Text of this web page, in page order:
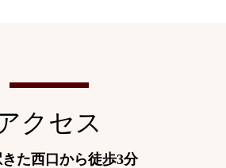
クセス
た西口から徒歩3分